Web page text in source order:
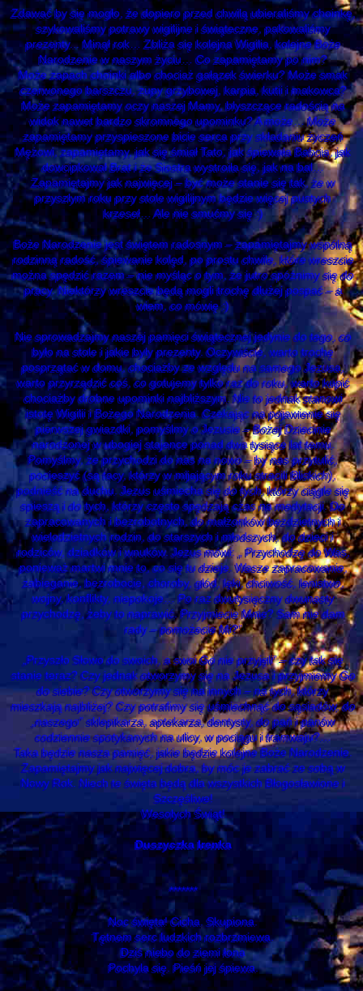
Zdawać by się mogło, że dopiero przed chwilą ubieraliśmy choinkę,
szykowaliśmy potrawy wigilijne i świąteczne, pakowaliśmy
prezenty... Minął rok… Zbliża się kolejna Wigilia, kolejne Boże
Narodzenie w naszym życiu… Co zapamiętamy po nim?
Może zapach choinki albo chociaż gałązek świerku? Może smak
czerwonego barszczu, zupy grzybowej, karpia, kutii i makowca?
Może zapamiętamy oczy naszej Mamy, błyszczące radością na
widok nawet bardzo skromnego upominku? A może… Może
zapamiętamy przyspieszone bicie serca przy składaniu życzeń
Mężowi, zapamiętamy, jak się śmiał Tato, jak śpiewała Babcia, jak
dowcipkował Brat i że Siostra wystroiła się, jak na bal…
Zapamiętajmy jak najwięcej – być może stanie się tak, że w
przyszłym roku przy stole wigilijnym będzie więcej pustych
krzeseł… Ale nie smućmy się :)
Boże Narodzenie jest świętem radosnym – zapamiętajmy wspólną
rodzinną radość, śpiewanie kolęd, po prostu chwile, które wreszcie
można spędzić razem – nie myśląc o tym, że jutro spóźnimy się do
pracy. Niektórzy wreszcie będą mogli trochę dłużej pospać – a
wiem, co mówię :)
Nie sprowadzajmy naszej pamięci świątecznej jedynie do tego, co
było na stole i jakie były prezenty. Oczywiście, warto trochę
posprzątać w domu, chociażby ze względu na samego Jezusa,
warto przyrządzić coś, co gotujemy tylko raz do roku, warto kupić
chociażby drobne upominki najbliższym. Nie to jednak stanowi
istotę Wigilii i Bożego Narodzenia. Czekając na pojawienie się
pierwszej gwiazdki, pomyślmy o Jezusie – Bożej Dziecinie
narodzonej w ubogiej stajence ponad dwa tysiące lat temu.
Pomyślmy, że przychodzi do nas na nowo – by nas przytulić,
pocieszyć (są tacy, którzy w mijającym roku stracili Bliskich),
podnieść na duchu. Jezus uśmiecha się do tych, którzy ciągle się
spieszą i do tych, którzy często spędzają czas na medytacji. Do
zapracowanych i bezrobotnych, do małżonków bezdzietnych i
wielodzietnych rodzin, do starszych i młodszych, do dzieci i
rodziców, dziadków i wnuków. Jezus mówi: „ Przychodzę do Was,
ponieważ martwi mnie to, co się tu dzieje. Wasze zapracowanie,
zabieganie, bezrobocie, choroby, głód, lęki, chciwość, lenistwo,
wojny, konflikty, niepokoje… Po raz dwutysięczny dwunasty
przychodzę, żeby to naprawić. Przyjmiecie Mnie? Sam nie dam
rady – pomożecie Mi?”
„Przyszło Słowo do swoich, a swoi Go nie przyjęli” – czy tak się
stanie teraz? Czy jednak otworzymy się na Jezusa i przyjmiemy Go
do siebie? Czy otworzymy się na innych – na tych, którzy
mieszkają najbliżej? Czy potrafimy się uśmiechnąć do sąsiadów, do
„naszego” sklepikarza, aptekarza, dentysty, do pań i panów
codziennie spotykanych na ulicy, w pociągu i tramwaju?…
Taka będzie nasza pamięć, jakie będzie kolejne Boże Narodzenie.
Zapamiętajmy jak najwięcej dobra, by móc je zabrać ze sobą w
Nowy Rok. Niech te święta będą dla wszystkich Błogosławione i
Szczęśliwe!
Wesołych Świąt!
Duszyczka Irenka
*******
Noc święta! Cicha. Skupiona.
Tętnem serc ludzkich rozbrzmiewa.
Dziś niebo do ziemi łona
Pochyla się. Pieśń jej śpiewa.